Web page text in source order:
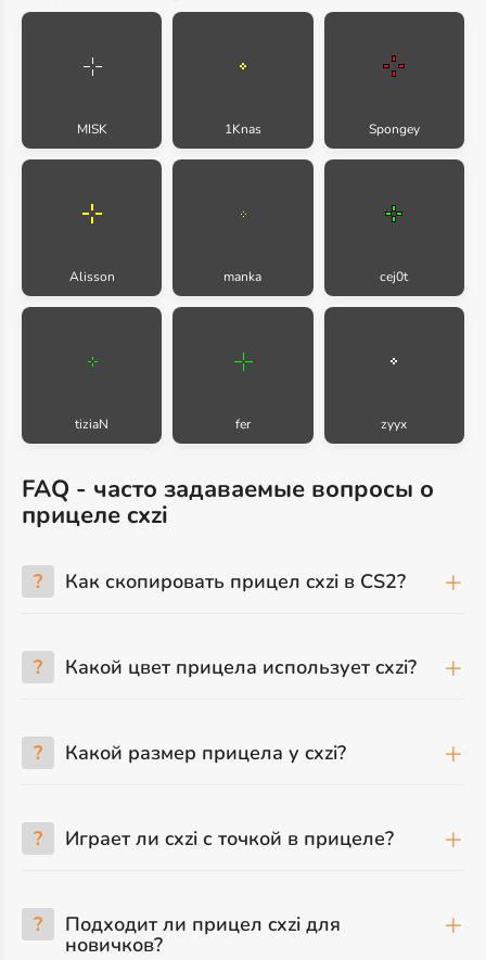
MISK 1Knas Spongey
Alisson manka cej0t
tiziaN fer zyyx
FAQ - часто задаваемые вопросы о
прицеле cxzi
? Как скопировать прицел cxzi в CS2?
? Какой цвет прицела использует cxzi?
? Какой размер прицела у cxzi?
? Играет ли cxzi с точкой в прицеле?
? Подходит ли прицел cxzi для
новичков?